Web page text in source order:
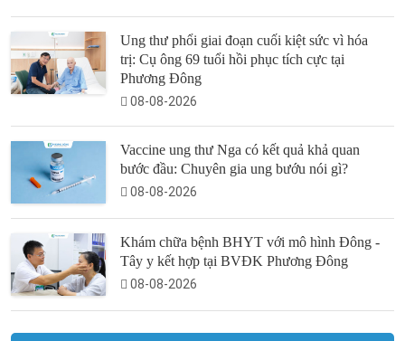
Ung thư phổi giai đoạn cuối kiệt sức vì hóa
trị: Cụ ông 69 tuổi hồi phục tích cực tại
Phương Đông
08-08-2026
Vaccine ung thư Nga có kết quả khả quan
bước đầu: Chuyên gia ung bướu nói gì?
08-08-2026
Khám chữa bệnh BHYT với mô hình Đông -
Tây y kết hợp tại BVĐK Phương Đông
08-08-2026